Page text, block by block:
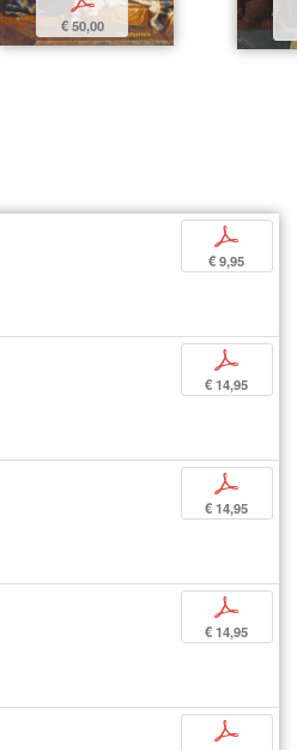
€ 50,00
p
€ 9,95
p
€ 14,95
p
€ 14,95
p
€ 14,95
p